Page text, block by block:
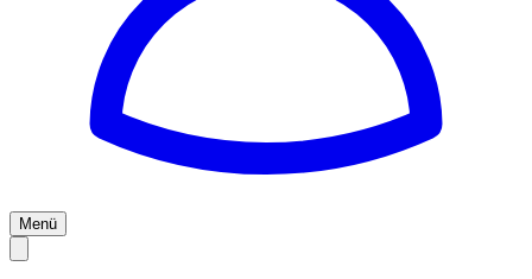
Menü